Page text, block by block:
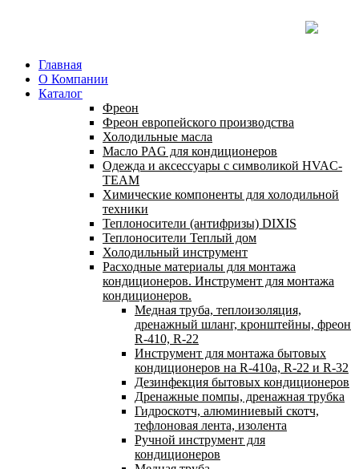
Главная
О Компании
Каталог
Фреон
Фреон европейского производства
Холодильные масла
Масло PAG для кондиционеров
Одежда и аксессуары с символикой HVAC-
TEAM
Химические компоненты для холодильной
техники
Теплоносители (антифризы) DIXIS
Теплоносители Теплый дом
Холодильный инструмент
Расходные материалы для монтажа
кондиционеров. Инструмент для монтажа
кондиционеров.
Медная труба, теплоизоляция,
дренажный шланг, кронштейны, фреон
R-410, R-22
Инструмент для монтажа бытовых
кондиционеров на R-410а, R-22 и R-32
Дезинфекция бытовых кондиционеров
Дренажные помпы, дренажная трубка
Гидроскотч, алюминиевый скотч,
тефлоновая лента, изолента
Ручной инструмент для
кондиционеров